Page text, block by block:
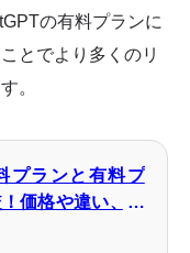
の有料プランに
とでより多くのリ
。
プランと有料プ
価格や違い、選